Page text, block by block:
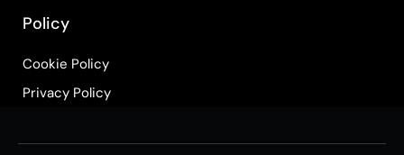
Policy
Cookie Policy
Privacy Policy